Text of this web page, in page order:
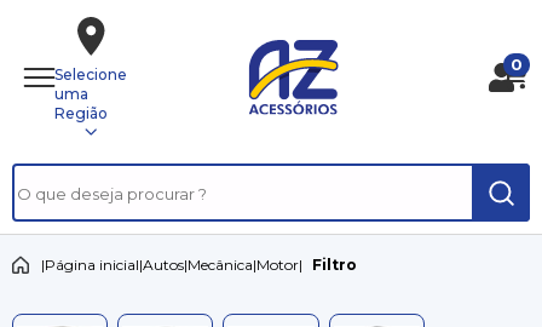
Selecione
uma
Região
0
|Página inicial|Autos|Mecânica|Motor| Filtro